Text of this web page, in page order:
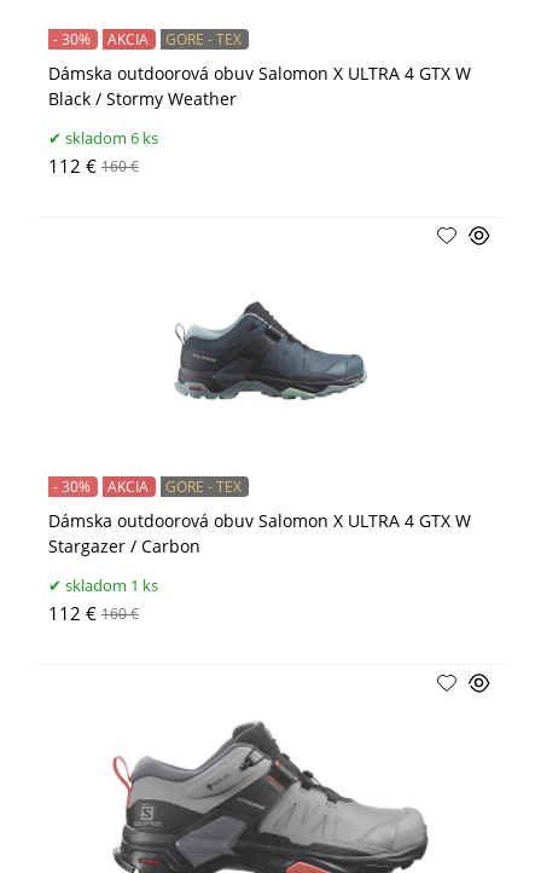
Dámska outdoorová obuv Salomon X ULTRA 4 GTX W
Black / Stormy Weather
- 30% AKCIA GORE - TEX
skladom 6 ks
112 € 160 €
Dámska outdoorová obuv Salomon X ULTRA 4 GTX W
Stargazer / Carbon
- 30% AKCIA GORE - TEX
skladom 1 ks
112 € 160 €